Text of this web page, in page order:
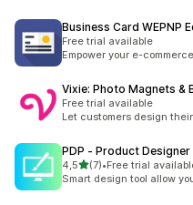
Business Card WEPNP
Free trial available
Empower your e-
Vixie: Photo Magnets &
Free trial available
Let customers design
PDP ‑ Product Designer
4,55 yıldız üzerinden
(7)
toplam 7 değerlendirme
•Free trial
Smart design tool allow